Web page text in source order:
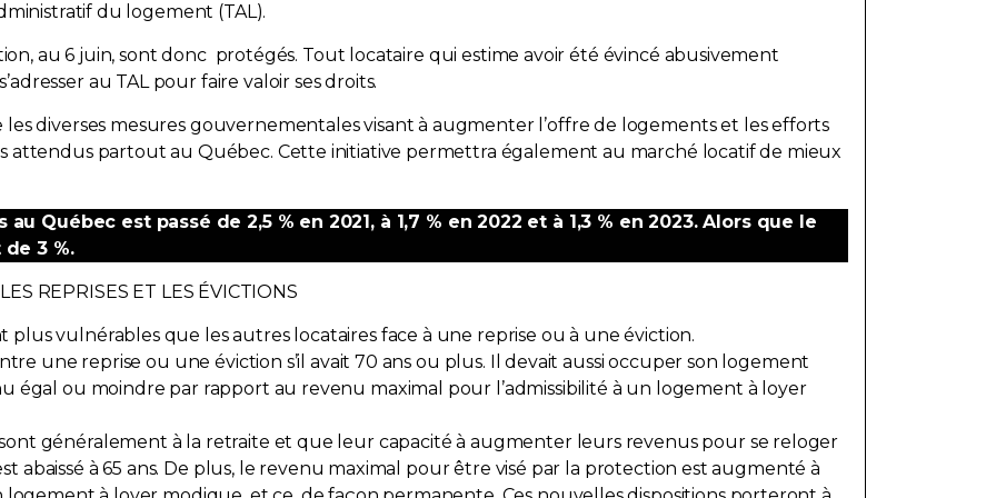
du logement (TAL).
au 6 juin, sont donc protégés. Tout locataire qui estime avoir été évincé abusivement
au TAL pour faire valoir ses droits.
diverses mesures gouvernementales visant à augmenter l’offre de logements et les efforts
attendus partout au Québec. Cette initiative permettra également au marché locatif de mieux
Québec est passé de 2,5 % en 2021, à 1,7 % en 2022 et à 1,3 % en 2023. Alors que le
3 %.
REPRISES ET LES ÉVICTIONS
plus vulnérables que les autres locataires face à une reprise ou à une éviction.
une reprise ou une éviction s’il avait 70 ans ou plus. Il devait aussi occuper son logement
égal ou moindre par rapport au revenu maximal pour l’admissibilité à un logement à loyer
généralement à la retraite et que leur capacité à augmenter leurs revenus pour se reloger
abaissé à 65 ans. De plus, le revenu maximal pour être visé par la protection est augmenté à